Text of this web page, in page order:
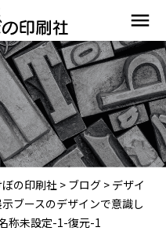
menu
の印刷社 > ブログ > デザイ
ブースのデザインで意識し
称未設定-1-復元-1